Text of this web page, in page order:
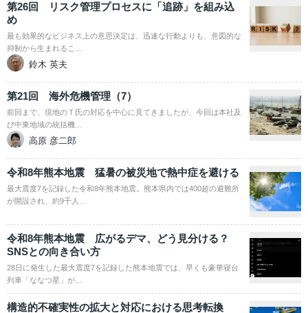
第26回 リスク管理プロセスに「追跡」を組み込
め
最も効果的なビジネス上の意思決定は、迅速な行動よりも、意図的な
抑制から生まれるこ…
鈴木 英夫
第21回 海外危機管理（7）
前回まで、現地のＴ氏の対応を中心に見てきましたが、今回は本社及
び中東地域の統括機…
高原 彦二郎
令和8年熊本地震 猛暑の被災地で熱中症を避ける
最大震度7を記録した令和8年熊本地震。熊本県内では400超の避難所
が開設され、約9千人…
令和8年熊本地震 広がるデマ、どう見分ける？
SNSとの向き合い方
28日に発生した最大震度7を記録した熊本地震では、早くも豪華寝台
列車「ななつ星」が…
構造的不確実性の拡大と対応における思考転換